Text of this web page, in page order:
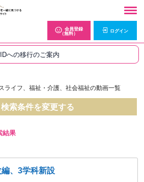
会員登録
（無料）
ログイン
への移行のご案内
ライフ、福祉・介護、社会福祉の動画一覧
検索条件を変更する
結果
、3学科新設